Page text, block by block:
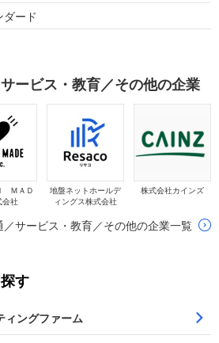
ード
ービス・教育／その他の企業
ＭＡＤ
会社
地盤ネットホールデ
ィングス株式会社
株式会社カインズ
サービス・教育／その他の企業一覧
す
ィングファーム